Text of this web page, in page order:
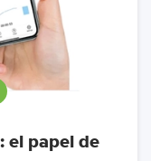
el papel de